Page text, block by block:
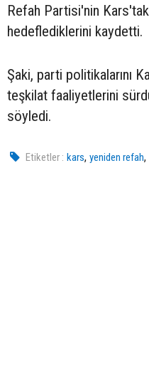
Refah Partisi'nin
hedeflediklerini kaydetti.
Şaki, parti politikalarını
teşkilat faaliyetlerini
söyledi.
Etiketler : kars,yeniden refah,